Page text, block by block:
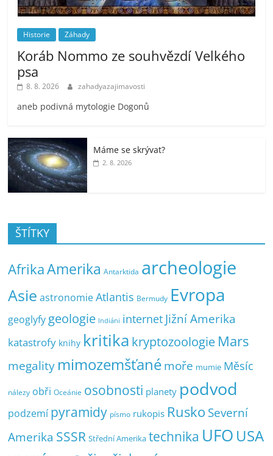
Historie Záhady
Koráb Nommo ze souhvězdí Velkého
psa
8. 8. 2026 zahadyazajimavosti
aneb podivná mytologie Dogonů
Máme se skrývat?
2. 8. 2026
ŠTÍTKY
AfrikaAmerika Antarktida archeologie
Asie astronomie Atlantis Bermudy Evropa
geoglyfy geologie Indiáni internet Jižní Amerika
katastrofy knihy kritika kryptozoologie Mars
megality mimozemšťanémoře mumie Měsíc
nálezy obři Oceánie osobnosti planety podvod
podzemí pyramidy písmo rukopis Rusko Severní
Amerika SSSR Střední Amerika technika UFO USA